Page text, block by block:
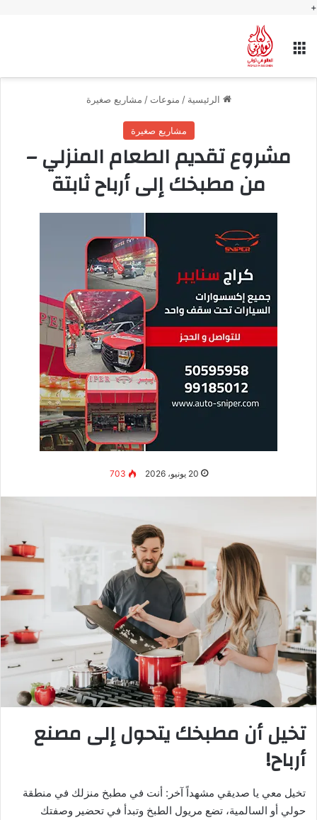
+
القائمة
الرئيسية / منوعات / مشاريع صغيرة
مشاريع صغيرة
مشروع تقديم الطعام المنزلي –
من مطبخك إلى أرباح ثابتة
20 يونيو، 2026 703
تخيل أن مطبخك يتحول إلى مصنع
أرباح!
تخيل معي يا صديقي مشهداً آخر: أنت في مطبخ منزلك في منطقة
حولي أو السالمية، تضع مريول الطبخ وتبدأ في تحضير وصفتك